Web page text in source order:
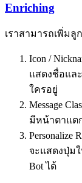
Enriching
เราสามารถเพิ่มลู
Icon /
แสดงชื่อแล
ใครอยู่
Message
มีหน้าตาแต
Personalize
จะแสดงปุ่ม
Bot ได้